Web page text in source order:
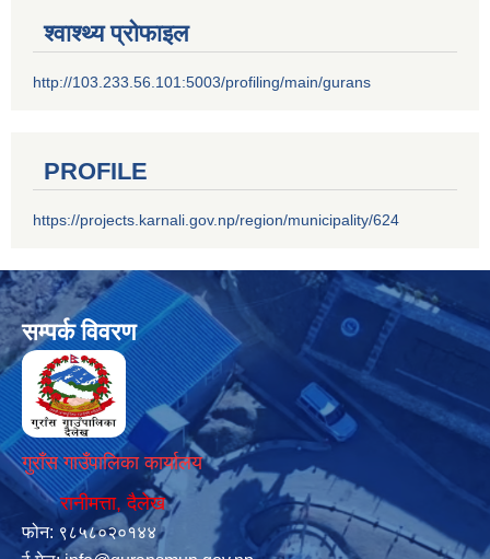
श्वाश्थ्य प्रोफाइल
http://103.233.56.101:5003/profiling/main/gurans
PROFILE
https://projects.karnali.gov.np/region/municipality/624
सम्पर्क विवरण
गुराँस गाउँपालिका कार्यालय
रानीमत्ता, दैलेख
फोन: ९८५८०२०१४४